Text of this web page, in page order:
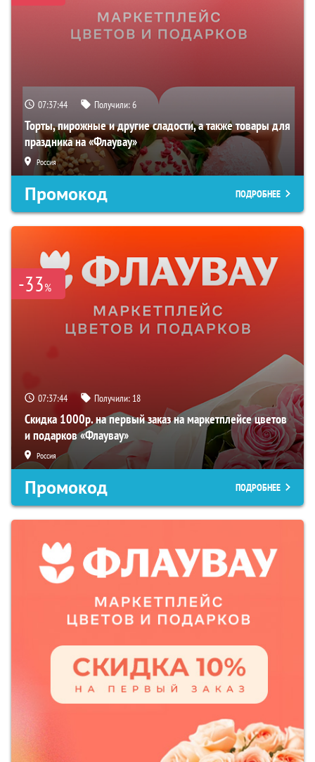
07:37:43 Получили:6
Торты, пирожные и другие сладости, а также товары для
праздника на «Флаувау»
Россия
Промокод ПОДРОБНЕЕ
-33%
07:37:43 Получили: 18
Скидка 1000р. на первый заказ на маркетплейсе цветов
и подарков «Флаувау»
Россия
Промокод ПОДРОБНЕЕ